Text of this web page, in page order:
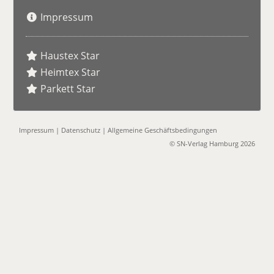
Impressum
Haustex Star
Heimtex Star
Parkett Star
Impressum | Datenschutz |Allgemeine Geschäftsbedingungen
© SN-Verlag Hamburg 2026